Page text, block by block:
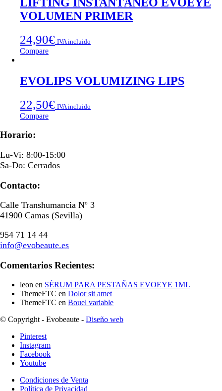
VOLUMEN PRIMER
24,90€ IVA incluido
Compare
EVOLIPS VOLUMIZING LIPS
22,50€ IVA incluido
Compare
Horario:
Lu-Vi: 8:00-15:00
Sa-Do: Cerrados
Contacto:
Calle Transhumancia Nº 3
41900 Camas (Sevilla)
954 71 14 44
info@evobeaute.es
Comentarios Recientes:
leon en SÉRUM PARA PESTAÑAS EVOEYE 1ML
ThemeFTC en Dolor sit amet
ThemeFTC en Bouel variable
© Copyright - Evobeaute - Diseño web
Pinterest
Instagram
Facebook
Youtube
Condiciones de Venta
Política de Privacidad